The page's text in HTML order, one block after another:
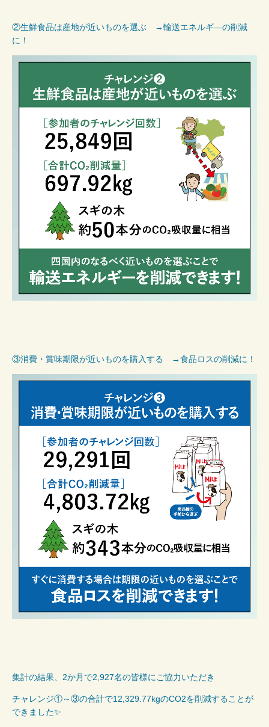
②生鮮食品は産地が近いものを選ぶ →輸送エネルギ―の削減
に！
③消費・賞味期限が近いものを購入する →食品ロスの削減に！
集計の結果、 2か月で2,927名の皆様にご協力いただき
チャレンジ①～③の合計で12,329.77kgのCO2を削減することが
できました✨